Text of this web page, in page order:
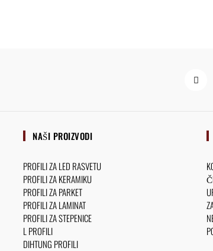
NAŠI PROIZVODI
PROFILI ZA LED RASVETU
PROFILI ZA KERAMIKU
PROFILI ZA PARKET
PROFILI ZA LAMINAT
PROFILI ZA STEPENICE
L PROFILI
DIHTUNG PROFILI